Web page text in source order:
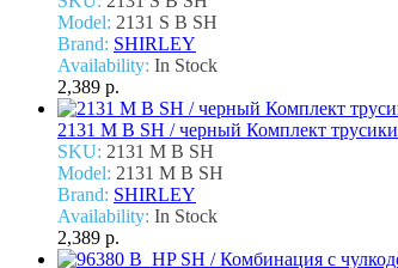
Model: 2131 S B SH
Brand: SHIRLEY
Availability: In Stock
2,389 р.
2131 M B SH / черный Комплект
SKU: 2131 M B SH
Model: 2131 M B SH
Brand: SHIRLEY
Availability: In Stock
2,389 р.